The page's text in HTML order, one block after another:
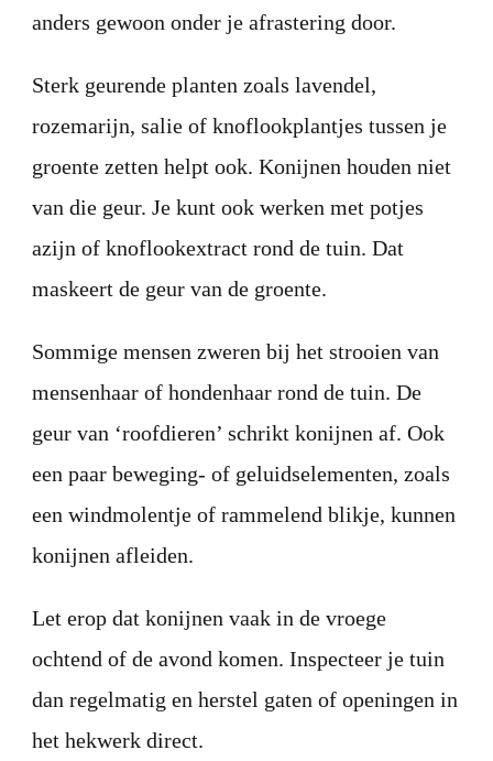
anders gewoon onder je afrastering door.
Sterk geurende planten zoals lavendel,
rozemarijn, salie of knoflookplantjes tussen je
groente zetten helpt ook. Konijnen houden niet
van die geur. Je kunt ook werken met potjes
azijn of knoflookextract rond de tuin. Dat
maskeert de geur van de groente.
Sommige mensen zweren bij het strooien van
mensenhaar of hondenhaar rond de tuin. De
geur van ‘roofdieren’ schrikt konijnen af. Ook
een paar beweging- of geluidselementen, zoals
een windmolentje of rammelend blikje, kunnen
konijnen afleiden.
Let erop dat konijnen vaak in de vroege
ochtend of de avond komen. Inspecteer je tuin
dan regelmatig en herstel gaten of openingen in
het hekwerk direct.